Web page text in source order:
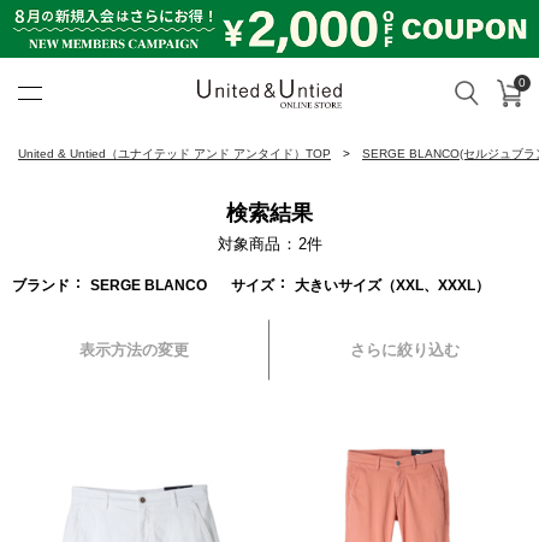
検索 カ
0
United & Untied（ユナイテッド アンド アンタイド）TOP SERGE BLANCO(セルジュブ
検索結果
対象商品 2件
ブランド SERGE BLANCO サイズ 大きいサイズ（XXL、XXXL）
表示方法の変更 さらに絞り込む